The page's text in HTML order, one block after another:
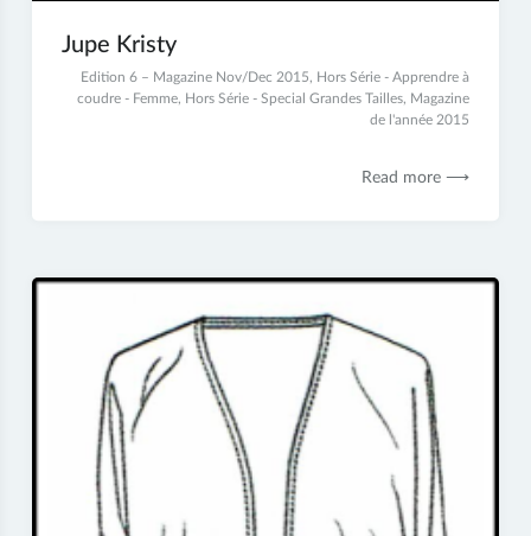
Jupe Kristy
juillet
Edition 6 – Magazine Nov/Dec 2015, Hors Série - Apprendre à
coudre - Femme, Hors Série - Special Grandes Tailles, Magazine
de l'année 2015
Read more ⟶